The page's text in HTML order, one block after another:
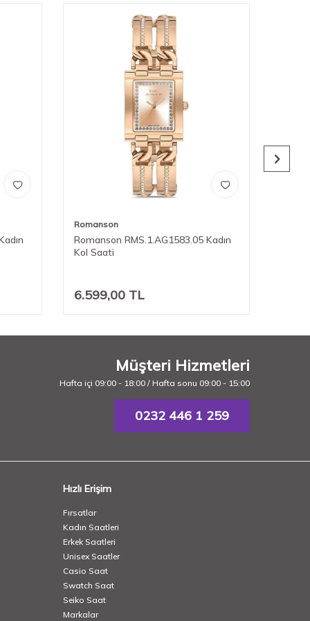
Romanson
Romanson RMS.1.AG1583.05 Kadın
Kol Saati
6.599,00 TL
Müşteri Hizmetleri
Hafta içi 09:00 - 18:00 / Hafta sonu 09:00 - 15:00
0232 446 1 259
Hızlı Erişim
Fırsatlar
Kadın Saatleri
Erkek Saatleri
Unisex Saatler
Casio Saat
Swatch Saat
Seiko Saat
Markalar